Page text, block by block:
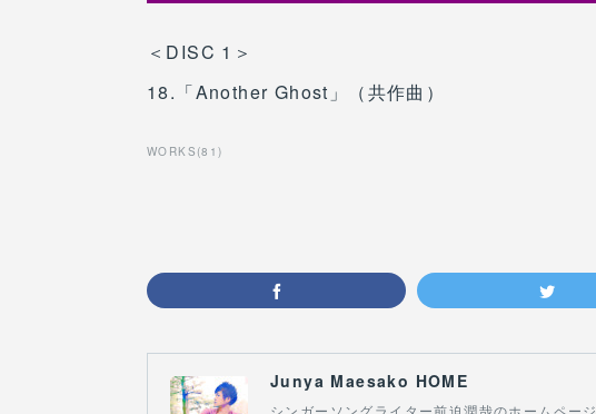
＜DISC 1＞
18.「Another Ghost」（共作曲）
WORKS (81)
Junya Maesako HOME
シンガーソングライター前迫潤哉のホームページ